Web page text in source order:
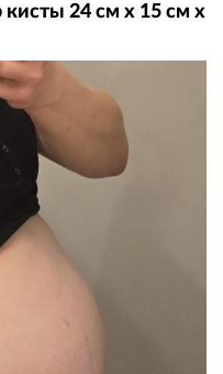
кисты 24 см x 15 см x